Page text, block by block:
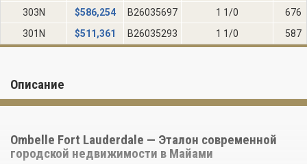
303N
$586,254 B26035697 1 1/0
676
301N
$511,361 B26035293 1 1/0 587
Описание
Ombelle Fort Lauderdale — Эталон современной
городской недвижимости в Майами